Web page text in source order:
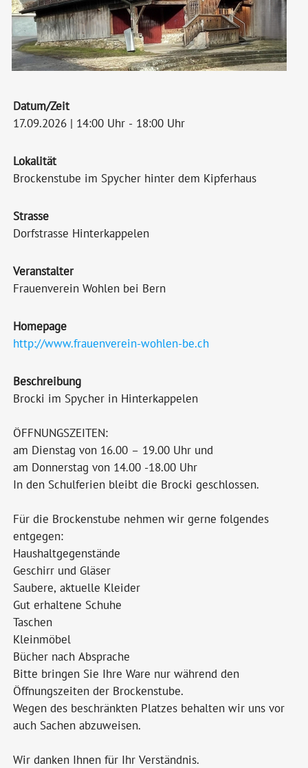
Datum/Zeit
17.09.2026 | 14:00 Uhr - 18:00 Uhr
Lokalität
Brockenstube im Spycher hinter dem Kipferhaus
Strasse
Dorfstrasse Hinterkappelen
Veranstalter
Frauenverein Wohlen bei Bern
Homepage
http://www.frauenverein-wohlen-be.ch
Beschreibung
Brocki im Spycher in Hinterkappelen
ÖFFNUNGSZEITEN:
am Dienstag von 16.00 – 19.00 Uhr und
am Donnerstag von 14.00 -18.00 Uhr
In den Schulferien bleibt die Brocki geschlossen.
Für die Brockenstube nehmen wir gerne folgendes
entgegen:
Haushaltgegenstände
Geschirr und Gläser
Saubere, aktuelle Kleider
Gut erhaltene Schuhe
Taschen
Kleinmöbel
Bücher nach Absprache
Bitte bringen Sie Ihre Ware nur während den
Öffnungszeiten der Brockenstube.
Wegen des beschränkten Platzes behalten wir uns vor
auch Sachen abzuweisen.
Wir danken Ihnen für Ihr Verständnis.